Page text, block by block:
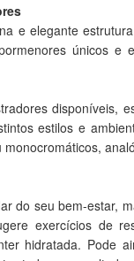
e elegante
únicos e
disponíveis,
estilos e
do seu bem-estar,
exercícios de
hidratada. Pode